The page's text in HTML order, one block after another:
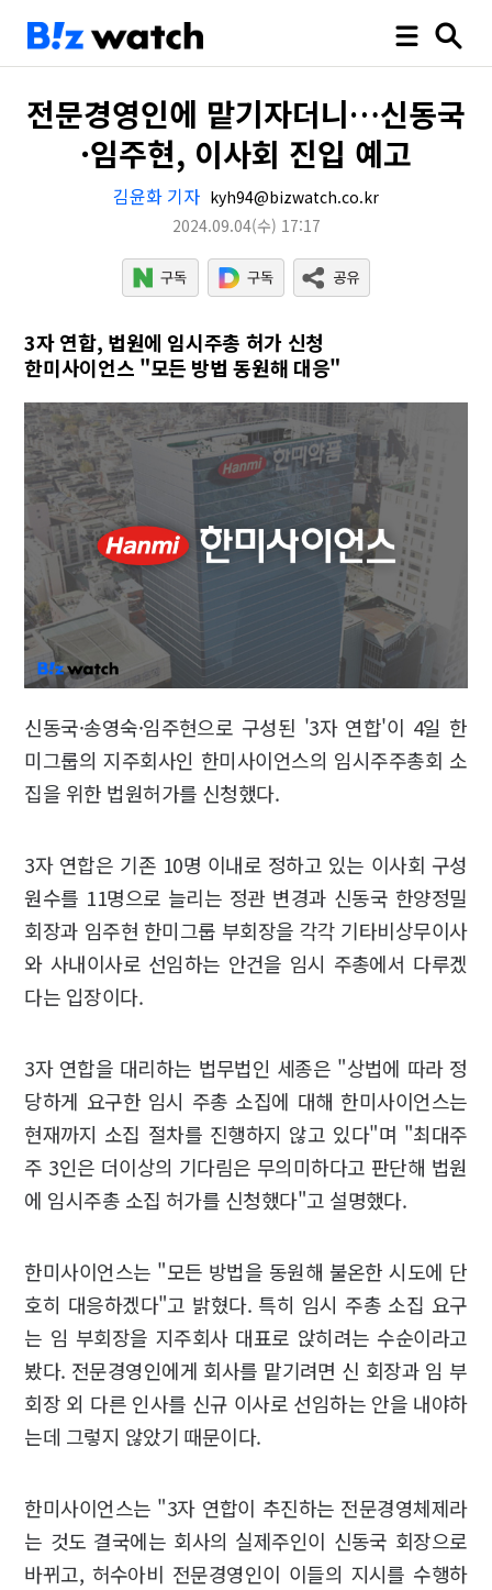
전문경영인에 맡기자더니…신동국
·임주현, 이사회 진입 예고
김윤화 기자 kyh94@bizwatch.co.kr
2024.09.04(수) 17:17
3자 연합, 법원에 임시주총 허가 신청
한미사이언스 "모든 방법 동원해 대응"
신동국·송영숙·임주현으로 구성된 '3자 연합'이 4일 한
미그룹의 지주회사인 한미사이언스의 임시주주총회 소
집을 위한 법원허가를 신청했다.
3자 연합은 기존 10명 이내로 정하고 있는 이사회 구성
원수를 11명으로 늘리는 정관 변경과 신동국 한양정밀
회장과 임주현 한미그룹 부회장을 각각 기타비상무이사
와 사내이사로 선임하는 안건을 임시 주총에서 다루겠
다는 입장이다.
3자 연합을 대리하는 법무법인 세종은 "상법에 따라 정
당하게 요구한 임시 주총 소집에 대해 한미사이언스는
현재까지 소집 절차를 진행하지 않고 있다"며 "최대주
주 3인은 더이상의 기다림은 무의미하다고 판단해 법원
에 임시주총 소집 허가를 신청했다"고 설명했다.
한미사이언스는 "모든 방법을 동원해 불온한 시도에 단
호히 대응하겠다"고 밝혔다. 특히 임시 주총 소집 요구
는 임 부회장을 지주회사 대표로 앉히려는 수순이라고
봤다. 전문경영인에게 회사를 맡기려면 신 회장과 임 부
회장 외 다른 인사를 신규 이사로 선임하는 안을 내야하
는데 그렇지 않았기 때문이다.
한미사이언스는 "3자 연합이 추진하는 전문경영체제라
는 것도 결국에는 회사의 실제주인이 신동국 회장으로
바뀌고, 허수아비 전문경영인이 이들의 지시를 수행하